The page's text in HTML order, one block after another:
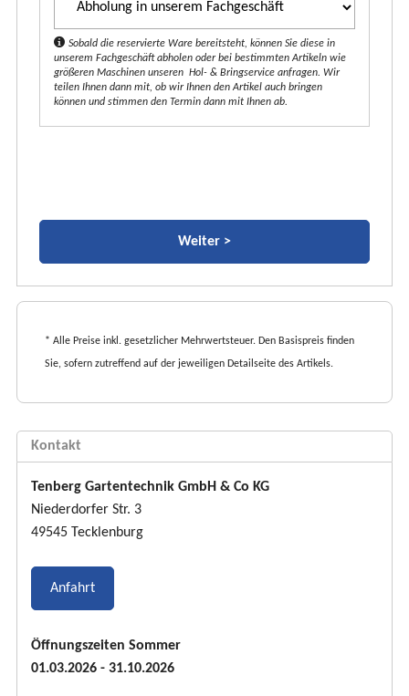
t
*
Sobald die reservierte Ware bereitsteht, können Sie diese in
unserem Fachgeschäft abholen oder bei bestimmten Artikeln wie
größeren Maschinen unseren Hol- & Bringservice anfragen. Wir
teilen Ihnen dann mit, ob wir Ihnen den Artikel auch bringen
können und stimmen den Termin dann mit Ihnen ab.
* Alle Preise inkl. gesetzlicher Mehrwertsteuer. Den Basispreis finden
Sie, sofern zutreffend auf der jeweiligen Detailseite des Artikels.
Kontakt
Tenberg Gartentechnik GmbH & Co KG
Niederdorfer Str. 3
49545 Tecklenburg
Anfahrt
Öffnungszeiten Sommer
01.03.2026 - 31.10.2026